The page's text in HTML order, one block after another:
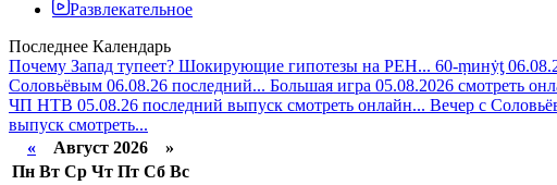
Развлекательное
Последнее Календарь
Почему Запад тупеет? Шокирующие гипотезы на РЕН... 60-ṃинẏƫ
Соловьёвым 06.08.26 последний... Большая игра 05.08.2026 смотреть
ЧП НТВ 05.08.26 последний выпуск смотреть онлайн... Вечер с
выпуск смотреть...
« Август 2026 »
Пн Вт Ср Чт Пт Сб Вс